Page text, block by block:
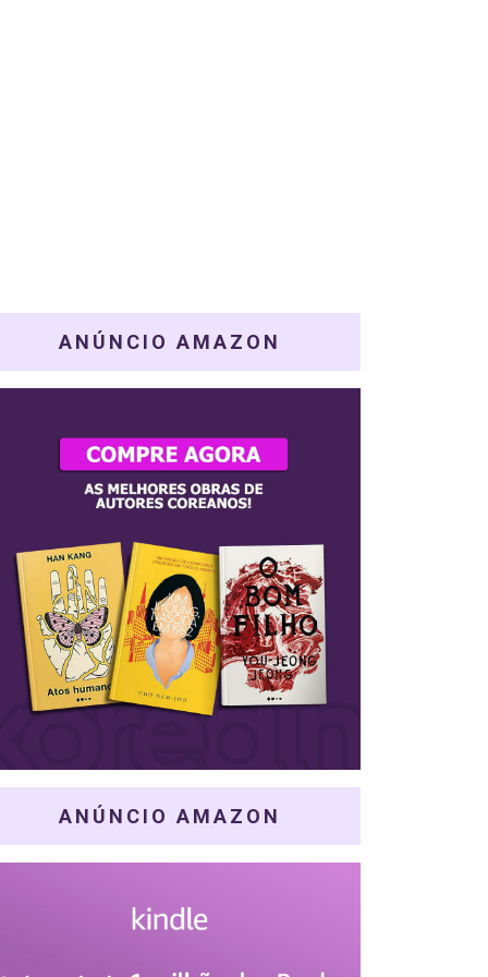
ANÚNCIO AMAZON
ANÚNCIO AMAZON